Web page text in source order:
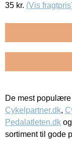
35 kr. (Vis
De mest
Cykelpartner.dk,
Pedalatleten.dk og
sortiment til gode